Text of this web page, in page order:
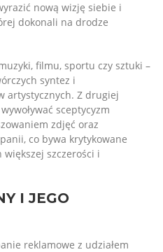
nową wizję siebie i
dokonali na drodze
filmu, sportu czy sztuki –
syntez i
artystycznych. Z drugiej
sceptycyzm
zdjęć oraz
co bywa krytykowane
szczerości i
I JEGO
reklamowe z udziałem